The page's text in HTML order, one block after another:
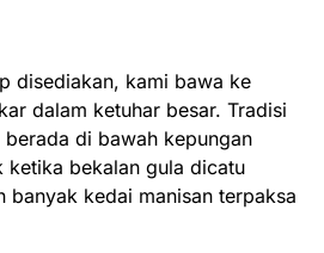
disediakan, kami bawa ke
dalam ketuhar besar. Tradisi
di bawah kepungan
ketika bekalan gula dicatu
banyak kedai manisan terpaksa